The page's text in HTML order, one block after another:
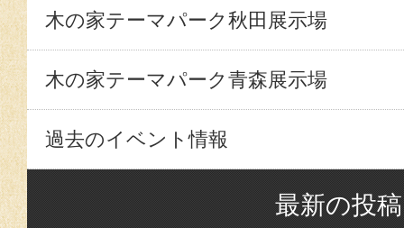
木の家テーマパーク秋田展示場
木の家テーマパーク青森展示場
過去のイベント情報
最新の投稿